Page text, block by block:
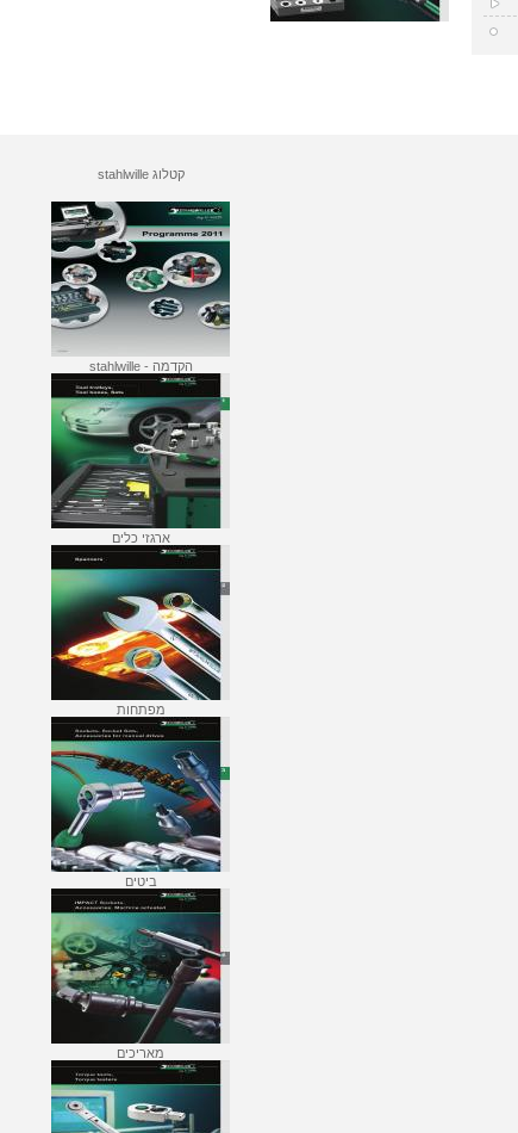
קטלוג stahlwille
הקדמה - stahlwille
ארגזי כלים
מפתחות
ביטים
מאריכים